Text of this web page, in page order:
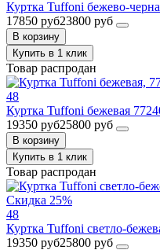
Куртка Tuffoni бежево-
17850 руб23800 руб
В корзину
Купить в 1 клик
Товар распродан
48
Куртка Tuffoni бежевая
19350 руб25800 руб
В корзину
Купить в 1 клик
Товар распродан
Скидка 25%
48
Куртка Tuffoni светло-
19350 руб25800 руб